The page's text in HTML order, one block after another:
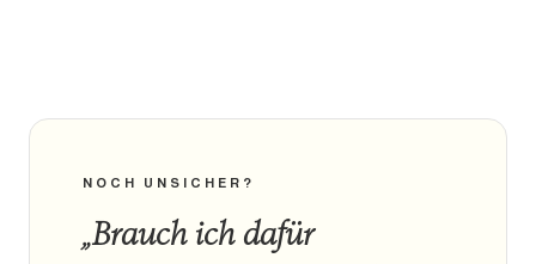
NOCH UNSICHER?
„Brauch ich dafür